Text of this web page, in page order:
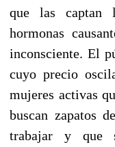
que las captan
hormonas
inconsciente. El
cuyo precio
mujeres activas
buscan zapatos
trabajar y que